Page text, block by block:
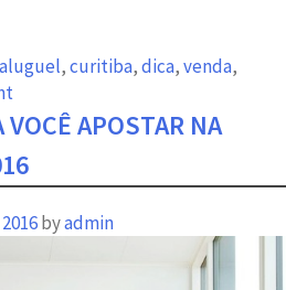
aluguel,curitiba,dica,venda,
Seu
pretende
vestibular
APOSTAR NA
byadmin